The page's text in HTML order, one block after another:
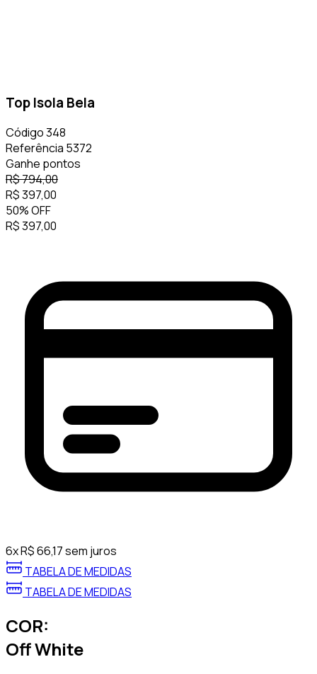
Top Isola Bela
Código348
Referência 5372
Ganhe pontos
R$794,00
R$397,00
50%OFF
R$397,00
6xR$66,17sem juros
TABELA DE MEDIDAS
TABELA DE MEDIDAS
COR:
Off White